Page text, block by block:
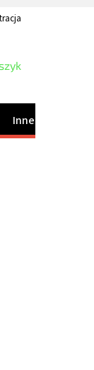
Inne produkty